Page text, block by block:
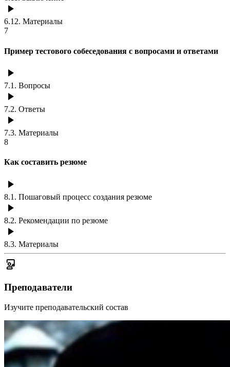
6.12. Материалы
7
Пример тестового собеседования с вопросами и ответами
7.1 . Вопросы
7.2. Ответы
7.3. Материалы
8
Как составить резюме
8.1 . Пошаговый процесс создания резюме
8.2. Рекомендации по резюме
8.3. Материалы
Преподаватели
Изучите преподавательский состав